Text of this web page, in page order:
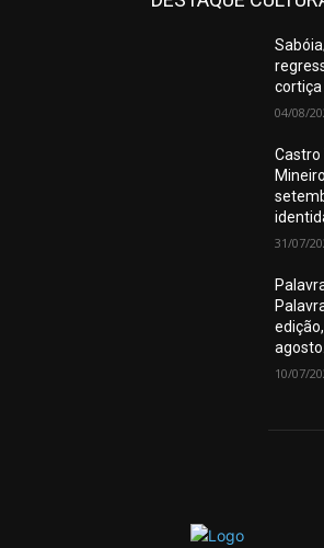
cortiça
04/08/
Castro
31/07/
agosto.
10/07/